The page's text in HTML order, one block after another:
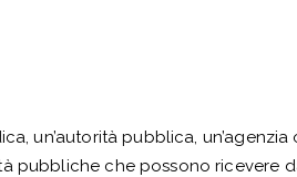
un’autorità pubblica,
pubbliche che possono ricevere